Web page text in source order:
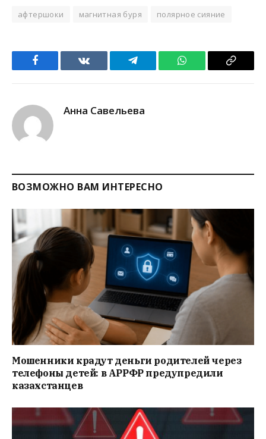
афтершоки магнитная буря полярное сияние
Facebook VKontakteTelegram WhatsApp Copy
Анна Савельева
ВОЗМОЖНО ВАМ ИНТЕРЕСНО
Мошенники крадут деньги родителей через
телефоны детей: в АРРФР предупредили
казахстанцев